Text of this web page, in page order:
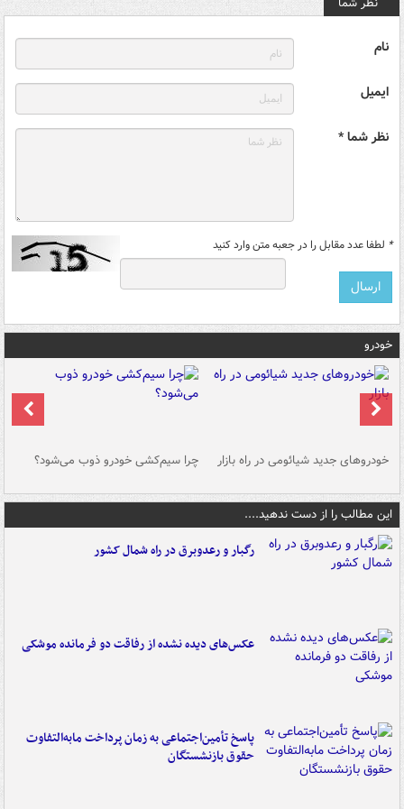
نام
ایمیل
نظر شما *
* لطفا عدد مقابل را در جعبه متن وارد کنید
خودرو
خودروهای جدید شیائومی در راه بازار چرا سیم‌کشی خودرو ذوب می‌شود؟
این مطالب را از دست ندهید....
رگبار و رعدوبرق در راه شمال کشور
عکس‌های دیده نشده از رفاقت دو فرمانده‌ موشکی
پاسخ تأمین‌اجتماعی به زمان پرداخت مابه‌التفاوت
حقوق بازنشستگان